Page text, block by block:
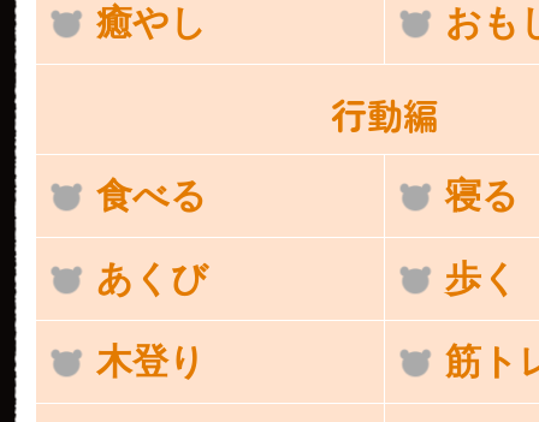
癒やし おも
行動編
食べる 寝る
あくび 歩く
木登り 筋ト